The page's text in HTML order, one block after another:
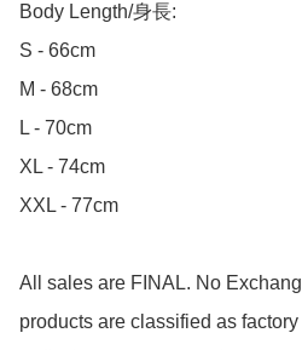
Body Length/身長:
S - 66cm
M - 68cm
L - 70cm
XL - 74cm
XXL - 77cm
All sales are FINAL. No
products are classified as